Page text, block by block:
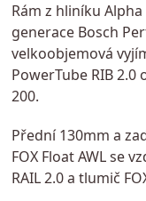
Rám z hliníku
generace Bosch
velkoobjemová
PowerTube RIB 2.0
200.
Přední 130mm a
FOX Float AWL se
RAIL 2.0 a tlumič